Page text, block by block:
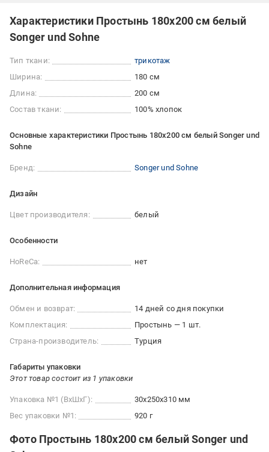
Характеристики Простынь 180x200 см белый
Songer und Sohne
Тип ткани:
трикотаж
Ширина:
180 см
Длина:
200 см
Состав ткани:
100% хлопок
Основные характеристики Простынь 180x200 см белый Songer und
Sohne
Бренд: Songer und Sohne
Дизайн
Цвет производителя: белый
Особенности
HoReCa: нет
Дополнительная информация
Обмен и возврат:
14 дней со дня покупки
Комплектация:
Простынь — 1 шт.
Страна-производитель:
Турция
Габариты упаковки
Этот товар состоит из 1 упаковки
Упаковка №1 (ВхШхГ):
30x250x310 мм
Вес упаковки №1:
920 г
Фото Простынь 180x200 см белый Songer und